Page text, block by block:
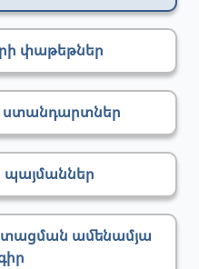
փաթեթներ
ստանդարտներ
ամենամյա